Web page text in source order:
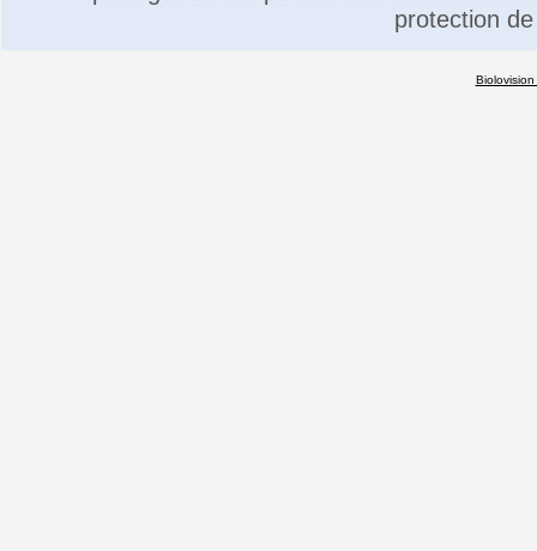
protection
Biolovision